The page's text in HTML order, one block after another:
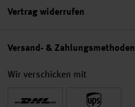
Vertrag widerrufen
Versand- & Zahlungsmethoden
Wir verschicken mit